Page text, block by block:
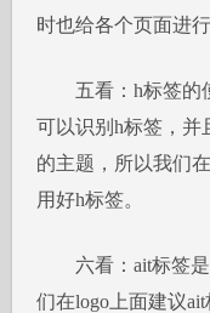
时也给各个页面进行
五看：h标签的使
可以识别h标签，并
的主题，所以我们
用好h标签。
六看：ait标签是
们在logo上面建议